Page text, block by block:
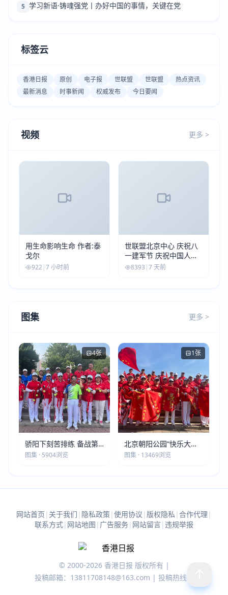
5 学习新语·铸魂强党丨办好中国的事情，关键在党
标签云
香港日报 原创 电子报 世联盟 世联盟
热点资讯
最新消息
时事新闻 权威发布 今日要闻
视频 更多 >
用生命影响生命 作者:泰
戈尔
922 |7 小时前
世联盟北京中心 庆祝八
一建军节 庆祝中国人民
解放军建军99周年
8393 |7 天前
图集 更多 >
4张
骄阳下刻苦排练 备战第
五届莫斯科世界大健康运
图集 · 5904浏览
1张
北京朝阳公园“快乐大本
营”建党105周年庆祝活动
图集 · 13469浏览
网站首页 | 关于我们 | 隐私政策| 使用协议 | 版权隐私 | 合作代理 |
联系方式| 网站地图 | 广告服务| 网站留言| 违规举报
© 2000-2026 香港日报 版权所有 |
投稿邮箱：13811708148@163.com | 投稿热线：